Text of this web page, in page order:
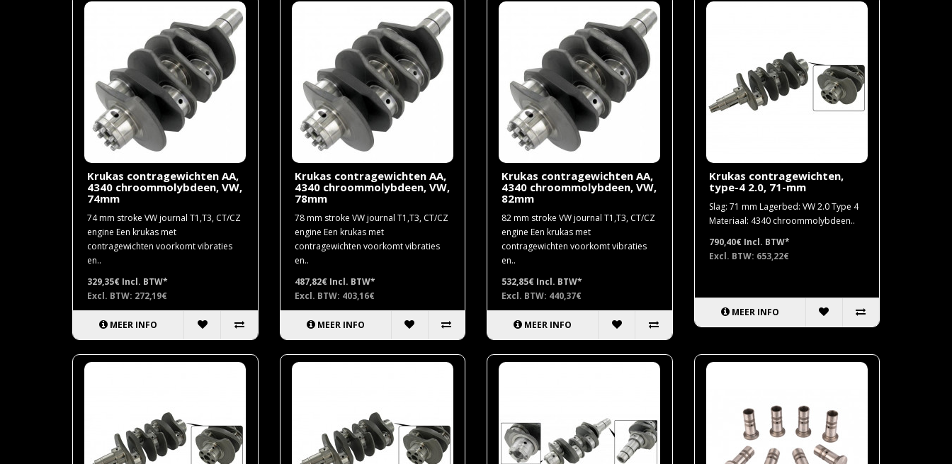
Krukas contragewichten AA,
4340 chroommolybdeen, VW,
74mm
74 mm stroke VW journal T1,T3, CT/CZ
engine Een krukas met
contragewichten voorkomt vibraties
en..
329,35€ Incl. BTW*
Excl. BTW: 272,19€
MEER INFO
Krukas contragewichten AA,
4340 chroommolybdeen, VW,
78mm
78 mm stroke VW journal T1,T3, CT/CZ
engine Een krukas met
contragewichten voorkomt vibraties
en..
487,82€ Incl. BTW*
Excl. BTW: 403,16€
MEER INFO
Krukas contragewichten AA,
4340 chroommolybdeen, VW,
82mm
82 mm stroke VW journal T1,T3, CT/CZ
engine Een krukas met
contragewichten voorkomt vibraties
en..
532,85€ Incl. BTW*
Excl. BTW: 440,37€
MEER INFO
Krukas contragewichten,
type-4 2.0, 71-mm
Slag: 71 mm Lagerbed: VW 2.0 Type 4
Materiaal: 4340 chroommolybdeen..
790,40€ Incl. BTW*
Excl. BTW: 653,22€
MEER INFO